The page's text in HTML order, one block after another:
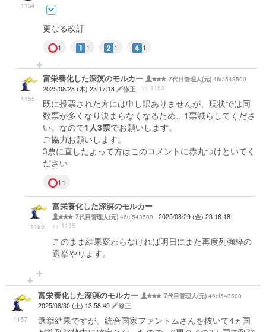
1154
更なる改訂
1 1 1 1
1155
富栄養化した深溟のモルカー 7代目管理人(元) 46cf543500
2025/08/28 (木) 23:17:18
修正 >> 1153
既に投票された方には申し訳ありませんが、現状では同
数票が多くなり決まらなくなるため、1票減らしてくださ
い。なので1人3票でお願いします。
ご協力お願いします。
3票に直したよって方はこのコメントに赤丸つけといてく
ださい
11
1156
富栄養化した深溟のモルカー
7代目管理人(元) 46cf543500 2025/08/29 (金) 23:16:18
>> 1155
このまま結果変わらなければ明日にまた再度列強枠の
選挙やります。
1157
富栄養化した深溟のモルカー 7代目管理人(元) 46cf543500
2025/08/30 (土) 13:58:49
修正
選挙結果ですが、統合国家ファントムさんを抜いて4ヵ国